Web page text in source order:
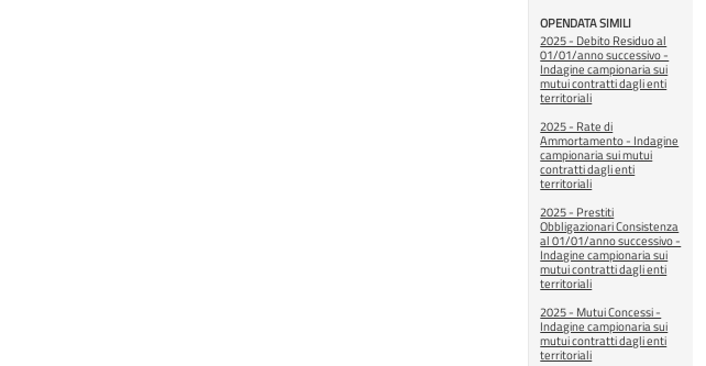
OPENDATA SIMILI
2025 - Debito Residuo al
01/01/anno successivo -
Indagine campionaria sui
mutui contratti dagli enti
territoriali
2025 - Rate di
Ammortamento - Indagine
campionaria sui mutui
contratti dagli enti
territoriali
2025 - Prestiti
Obbligazionari Consistenza
al 01/01/anno successivo -
Indagine campionaria sui
mutui contratti dagli enti
territoriali
2025 - Mutui Concessi -
Indagine campionaria sui
mutui contratti dagli enti
territoriali